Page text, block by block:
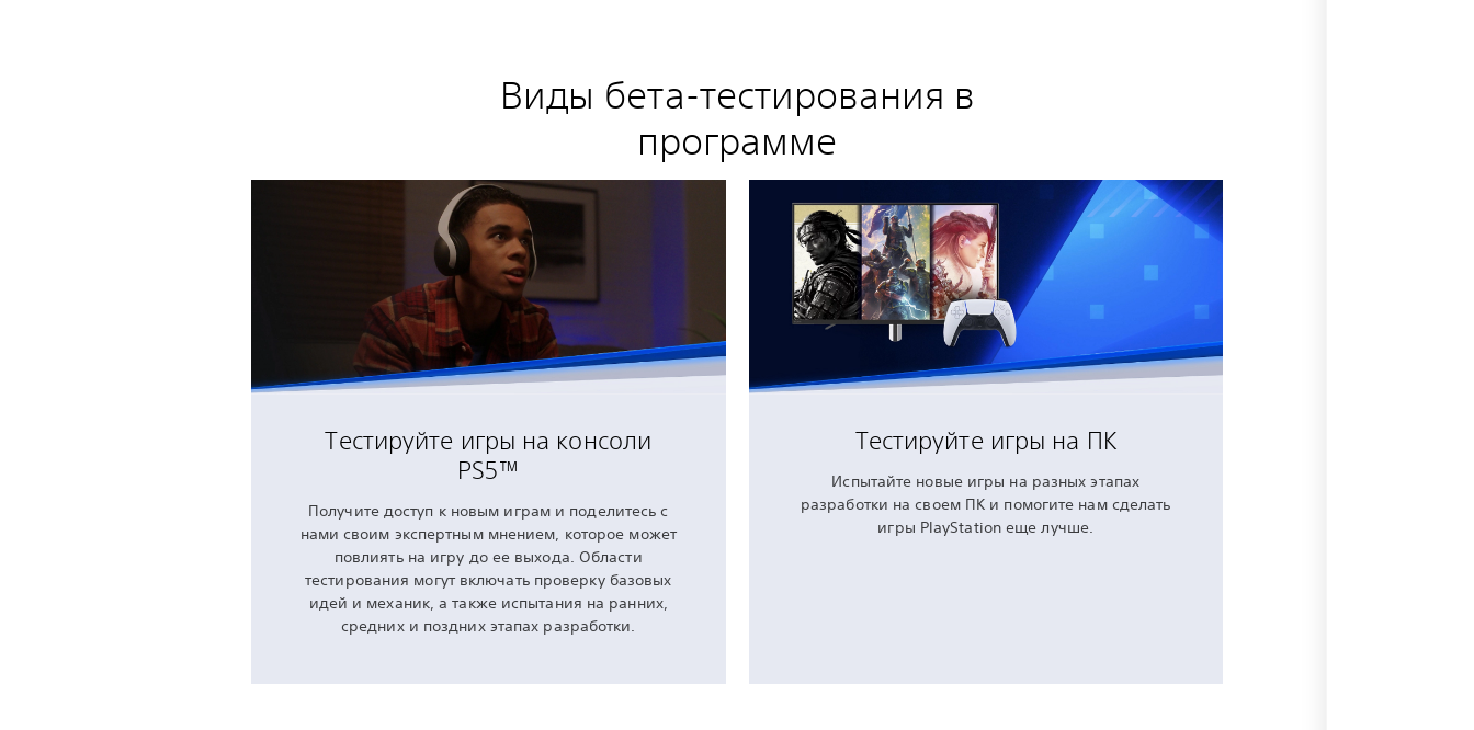
Виды бета-тестирования в
программе
Тестируйте игры на консоли
PS5™
Получите доступ к новым играм и поделитесь с
нами своим экспертным мнением, которое может
повлиять на игру до ее выхода. Области
тестирования могут включать проверку базовых
идей и механик, а также испытания на ранних,
средних и поздних этапах разработки.
Тестируйте игры на ПК
Испытайте новые игры на разных этапах
разработки на своем ПК и помогите нам сделать
игры PlayStation еще лучше.